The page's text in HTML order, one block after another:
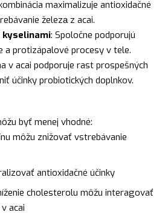
maximalizuje antioxidačné
železа z acai.
kyselinami: Spoločne podporujú
a protizápalové procesy v tele.
v acai podporuje rast prospešných
účinky probiotických doplnkov.
byť menej vhodné:
môžu znižovať vstrebávanie
antioxidačné účinky
cholesterolu môžu interagovať
acai